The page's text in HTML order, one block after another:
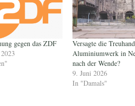
gegen das ZDF
Versagte die
Aluminiumwerk in
nach der Wende?
9. Juni 2026
In "Damals"